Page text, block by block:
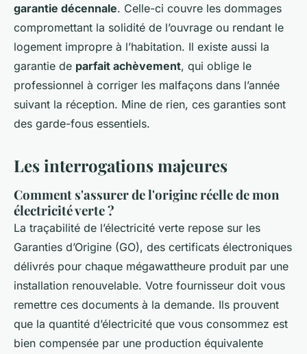
garantie décennale. Celle-ci couvre les dommages
compromettant la solidité de l’ouvrage ou rendant le
logement impropre à l’habitation. Il existe aussi la
garantie de parfait achèvement, qui oblige le
professionnel à corriger les malfaçons dans l’année
suivant la réception. Mine de rien, ces garanties sont
des garde-fous essentiels.
Les interrogations majeures
Comment s'assurer de l'origine réelle de mon
électricité verte ?
La traçabilité de l’électricité verte repose sur les
Garanties d’Origine (GO), des certificats électroniques
délivrés pour chaque mégawattheure produit par une
installation renouvelable. Votre fournisseur doit vous
remettre ces documents à la demande. Ils prouvent
que la quantité d’électricité que vous consommez est
bien compensée par une production équivalente